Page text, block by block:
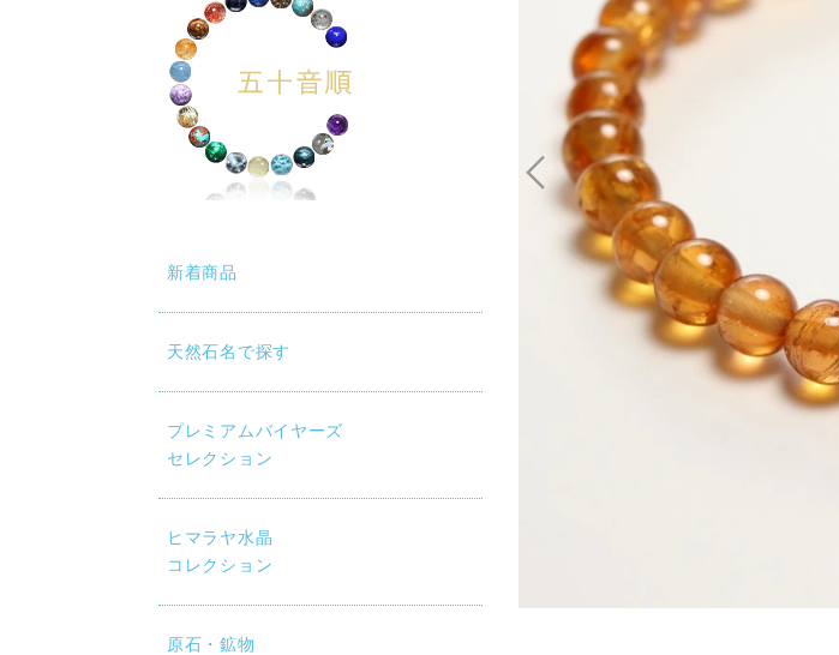
新着商品
天然石名で探す
プレミアムバイヤーズ
セレクション
ヒマラヤ水晶
コレクション
原石・鉱物